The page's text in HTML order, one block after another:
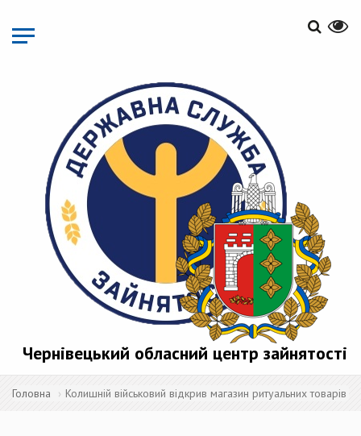
основного
матеріалу
Чернівецький обласний центр зайнятості
Головна Колишній військовий відкрив магазин ритуальних товарів